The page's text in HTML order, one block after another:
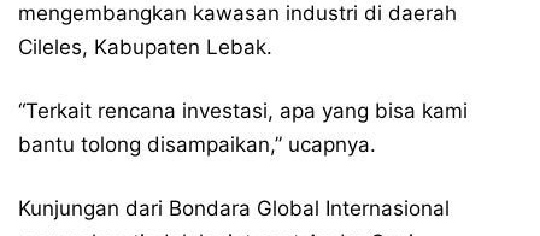
mengembangkan kawasan industri di daerah
Cileles, Kabupaten Lebak.
“Terkait rencana investasi, apa yang bisa kami
bantu tolong disampaikan,” ucapnya.
Kunjungan dari Bondara Global Internasional